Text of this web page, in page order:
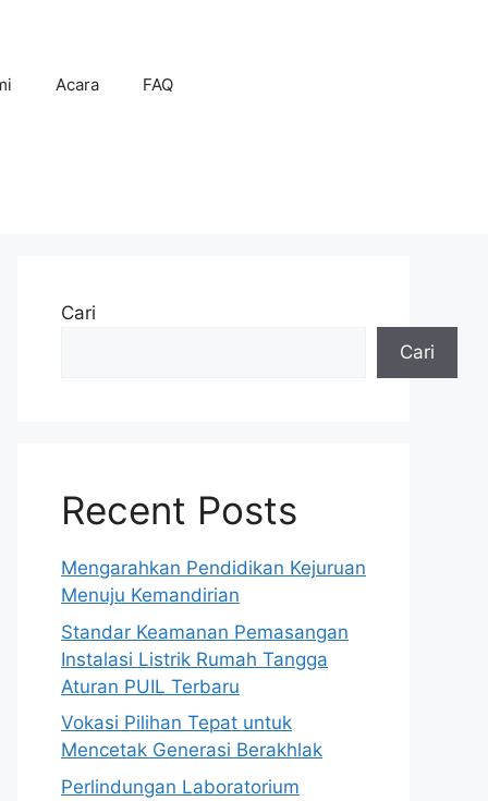
Acara FAQ
Cari
Cari
Recent Posts
Mengarahkan Pendidikan Kejuruan
Menuju Kemandirian
Standar Keamanan Pemasangan
Instalasi Listrik Rumah Tangga
Aturan PUIL Terbaru
Vokasi Pilihan Tepat untuk
Mencetak Generasi Berakhlak
Perlindungan Laboratorium